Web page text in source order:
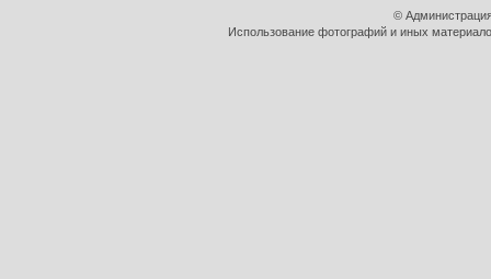
©
Использование фотографий и иных